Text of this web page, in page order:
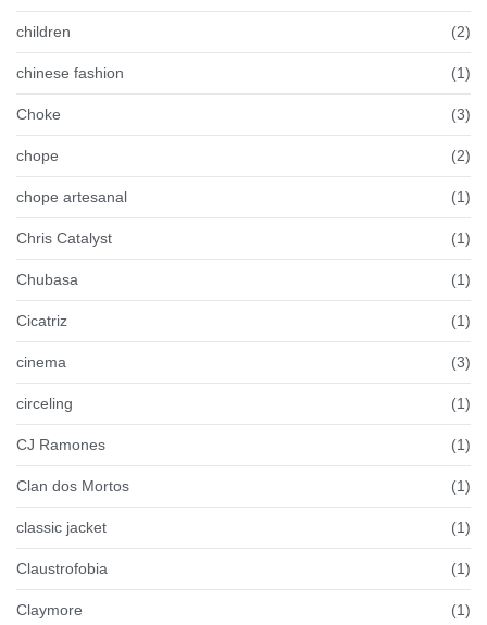
children (2)
chinese fashion (1)
Choke (3)
chope (2)
chope artesanal (1)
Chris Catalyst (1)
Chubasa (1)
Cicatriz (1)
cinema (3)
circeling (1)
CJ Ramones (1)
Clan dos Mortos (1)
classic jacket (1)
Claustrofobia (1)
Claymore (1)